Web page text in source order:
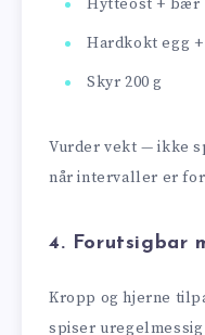
Hytteost + bær
Hardkokt egg
Skyr 200 g
Vurder vekt — ikke
når intervaller er
4. Forutsigbar
Kropp og hjerne
spiser